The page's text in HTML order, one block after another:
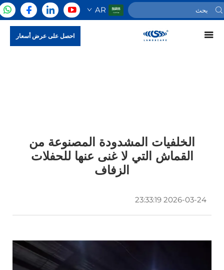
AR
احصل على عرض أسعار
الخلفيات المشدودة المصنوعة من
القماش التي لا غنى عنها للحفلات
الزفاف
2026-03-24 23:33:19